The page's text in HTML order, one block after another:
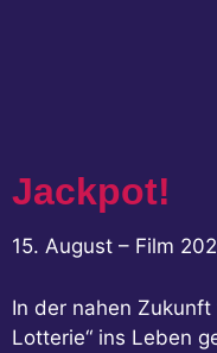
Jackpot!
15. August – Film
In der nahen Zukunft
Lotterie“ ins Leben